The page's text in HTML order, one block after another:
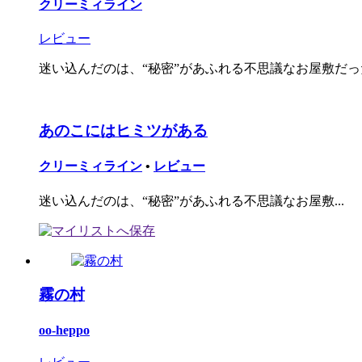
クリーミィライン
レビュー
迷い込んだのは、“秘密”があふれる不思議なお屋敷だ
あのこにはヒミツがある
クリーミィライン • レビュー
迷い込んだのは、“秘密”があふれる不思議なお屋敷...
霧の村
oo-heppo